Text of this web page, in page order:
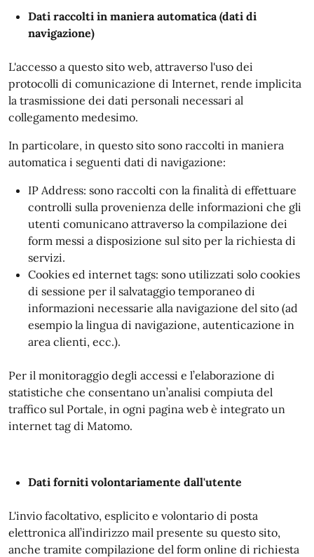
Dati raccolti in maniera automatica (dati di
navigazione)
L'accesso a questo sito web, attraverso l'uso dei
protocolli di comunicazione di Internet, rende implicita
la trasmissione dei dati personali necessari al
collegamento medesimo.
In particolare, in questo sito sono raccolti in maniera
automatica i seguenti dati di navigazione:
IP Address: sono raccolti con la finalità di effettuare
controlli sulla provenienza delle informazioni che gli
utenti comunicano attraverso la compilazione dei
form messi a disposizione sul sito per la richiesta di
servizi.
Cookies ed internet tags: sono utilizzati solo cookies
di sessione per il salvataggio temporaneo di
informazioni necessarie alla navigazione del sito (ad
esempio la lingua di navigazione, autenticazione in
area clienti, ecc.).
Per il monitoraggio degli accessi e l’elaborazione di
statistiche che consentano un’analisi compiuta del
traffico sul Portale, in ogni pagina web è integrato un
internet tag di Matomo.
Dati forniti volontariamente dall'utente
L'invio facoltativo, esplicito e volontario di posta
elettronica all’indirizzo mail presente su questo sito,
anche tramite compilazione del form online di richiesta